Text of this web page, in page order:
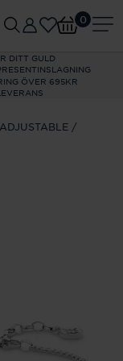
DITT GULD
ÖVER 695KR
0